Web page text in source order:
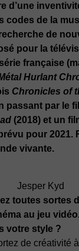
d’une
codes de la
de
pour la
française
Hurlant
Chronicles of
passant par le
(2018) et un
pour 2021.
vivante.
Jesper Kyd
toutes sortes
au jeu
votre style ?
de créativité